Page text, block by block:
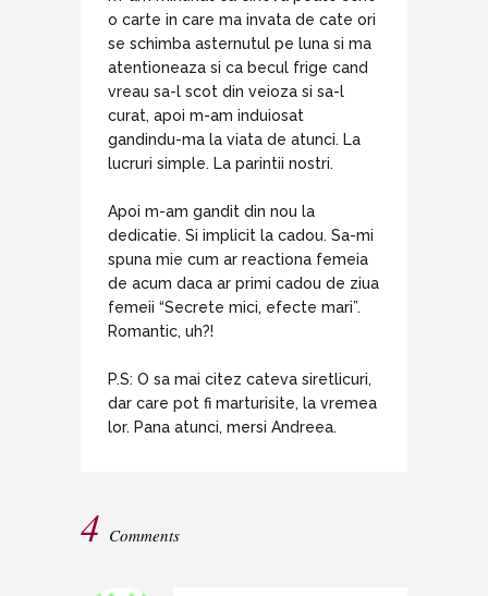
o carte in care ma invata de cate ori
se schimba asternutul pe luna si ma
atentioneaza si ca becul frige cand
vreau sa-l scot din veioza si sa-l
curat, apoi m-am induiosat
gandindu-ma la viata de atunci. La
lucruri simple. La parintii nostri.
Apoi m-am gandit din nou la
dedicatie. Si implicit la cadou. Sa-mi
spuna mie cum ar reactiona femeia
de acum daca ar primi cadou de ziua
femeii “Secrete mici, efecte mari”.
Romantic, uh?!
P.S: O sa mai citez cateva siretlicuri,
dar care pot fi marturisite, la vremea
lor. Pana atunci, mersi Andreea.
4 Comments